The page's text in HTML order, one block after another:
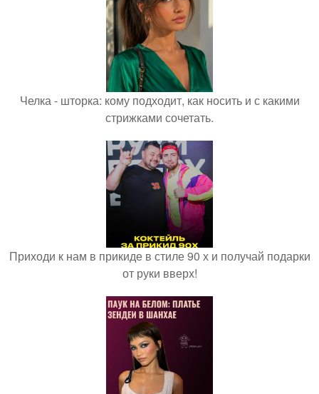
Челка - шторка: кому подходит, как носить и с какими
стрижками сочетать.
Приходи к нам в прикиде в стиле 90 х и получай подарки
от руки вверх!